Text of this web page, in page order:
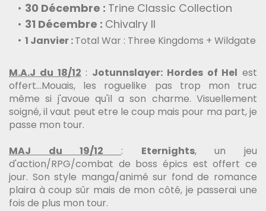
30 Décembre : Trine Classic Collection
31 Décembre : Chivalry II
1 Janvier:Total War : Three Kingdoms + Wildgate
M.A.J du 18/12 : Jotunnslayer: Hordes of Hel est
offert...Mouais, les roguelike pas trop mon truc
même si j'avoue qu'il a son charme. Visuellement
soigné, il vaut peut etre le coup mais pour ma part, je
passe mon tour.
MAJ du 19/12 : Eternights, un jeu
d'action/RPG/combat de boss épics est offert ce
jour. Son style manga/animé sur fond de romance
plaira à coup sûr mais de mon côté, je passerai une
fois de plus mon tour.